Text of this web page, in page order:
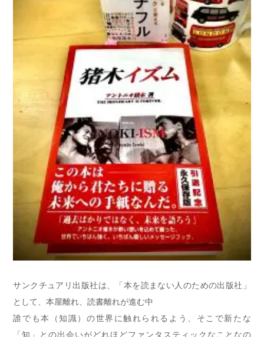
サンクチュアリ出版社は、「本を読まない人のための出版社」
として、本屋離れ、読書離れが進む中
誰でも本（知識）の世界に触れられるよう、そこで新たな
「知」との出会いがどれほどファンタスティックなことなの